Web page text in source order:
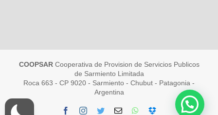
COOPSARCooperativa de Provision de Servicios Publicos
de Sarmiento Limitada
Roca 663 - CP 9020 - Sarmiento - Chubut - Patagonia -
Argentina
FacebookInstagram
TwitterEmail WhatsAppDropbox